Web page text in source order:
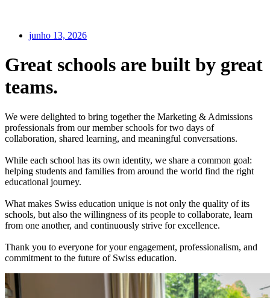
junho 13, 2026
Great schools are built by great
teams.
We were delighted to bring together the Marketing & Admissions
professionals from our member schools for two days of
collaboration, shared learning, and meaningful conversations.
While each school has its own identity, we share a common goal:
helping students and families from around the world find the right
educational journey.
What makes Swiss education unique is not only the quality of its
schools, but also the willingness of its people to collaborate, learn
from one another, and continuously strive for excellence.
Thank you to everyone for your engagement, professionalism, and
commitment to the future of Swiss education.